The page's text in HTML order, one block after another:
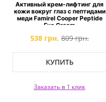
Активный крем-лифтинг для
кожи вокруг глаз с пептидами
меди Famirel Cooper Peptide
Eye Cream
538 грн. 809 грн.
КУПИТЬ
Заказать в 1 клик